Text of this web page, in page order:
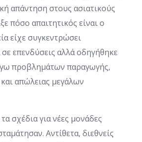
απάντηση στους ασιατικούς
πόσο απαιτητικός είναι ο
είχε συγκεντρώσει
επενδύσεις αλλά οδηγήθηκε
προβλημάτων παραγωγής,
απώλειας μεγάλων
σχέδια για νέες μονάδες
Αντίθετα, διεθνείς